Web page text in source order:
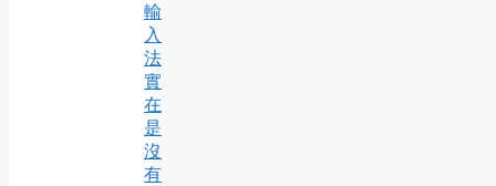
輸
入
法
實
在
是
沒
有